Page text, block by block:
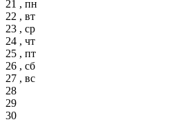
21 , пн
22 , вт
23 , ср
24 , чт
25 , пт
26 , сб
27 , вс
28
29
30